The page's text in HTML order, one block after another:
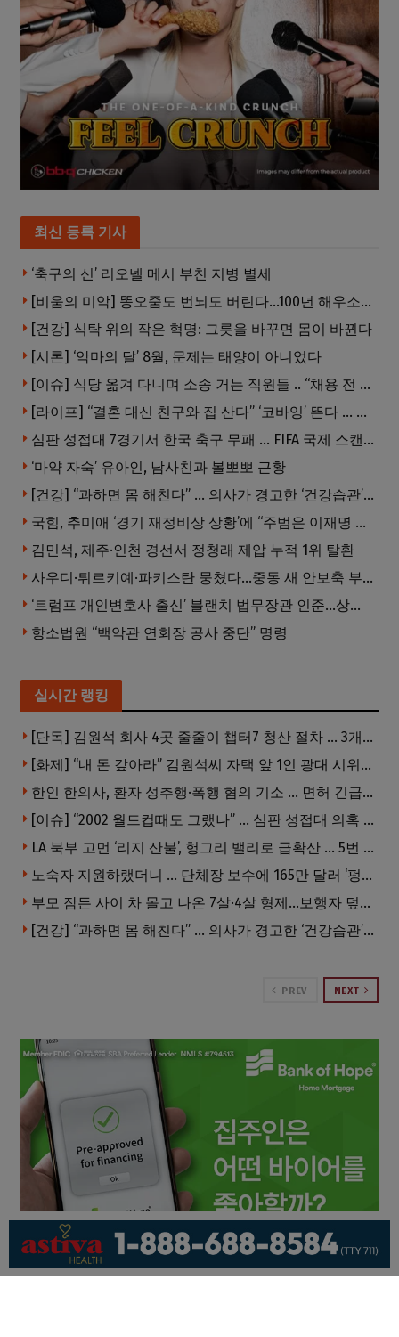
최신 등록 기사
‘축구의 신’ 리오넬 메시 부친 지병 별세
[비움의 미악] 똥오줌도 번뇌도 버린다…100년 해우소의 철학
[건강] 식탁 위의 작은 혁명: 그릇을 바꾸면 몸이 바뀐다
[시론] ‘악마의 달’ 8월, 문제는 태양이 아니었다
[이슈] 식당 옮겨 다니며 소송 거는 직원들 .. “채용 전 반드시 확인해야”
[라이프] “결혼 대신 친구와 집 산다” ‘코바잉’ 뜬다 … 내 집 마련 공식 바뀌었다
심판 성접대 7경기서 한국 축구 무패 … FIFA 국제 스캔들 번지나
‘마약 자숙’ 유아인, 남사친과 볼뽀뽀 근황
[건강] “과하면 몸 해친다” … 의사가 경고한 ‘건강습관’ 5가지
국힘, 추미애 ‘경기 재정비상 상황’에 “주범은 이재명 전 지사”
김민석, 제주·인천 경선서 정청래 제압 누적 1위 탈환
사우디·튀르키예·파키스탄 뭉쳤다…중동 새 안보축 부상하나
‘트럼프 개인변호사 출신’ 블랜치 법무장관 인준…상원 50대49 가결
항소법원 “백악관 연회장 공사 중단” 명령
실시간 랭킹
[단독] 김원석 회사 4곳 줄줄이 챕터7 청산 절차 … 3개 법인 같은 날 동시 파산 신청
[화제] “내 돈 갚아라” 김원석씨 자택 앞 1인 광대 시위 … 한인 투자사, “108만 달러 못받아”
한인 한의사, 환자 성추행·폭행 혐의 기소 … 면허 긴급정지
[이슈] “2002 월드컵때도 그랬나” … 심판 성접대 의혹 해외로 일파만파, 4강 신화까지 불똥
LA 북부 고먼 ‘리지 산불’, 헝그리 밸리로 급확산 … 5번 Fwy 양방향 전면 폐쇄
노숙자 지원하랬더니 … 단체장 보수에 165만 달러 ‘펑펑’
부모 잠든 사이 차 몰고 나온 7살·4살 형제…보행자 덮쳐 중태
[건강] “과하면 몸 해친다” … 의사가 경고한 ‘건강습관’ 5가지
PREV NEXT